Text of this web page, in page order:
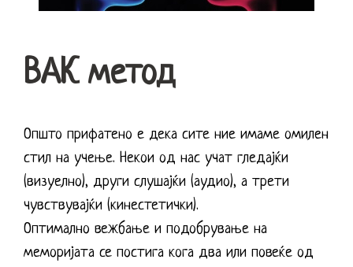
ВАК метод
Општо прифатено е дека сите ние имаме омилен
стил на учење. Некои од нас учат гледајќи
(визуелно), други слушајќи (аудио), а трети
чувствувајќи (кинестетички).
Оптимално вежбање и подобрување на
меморијата се постига кога два или повеќе од